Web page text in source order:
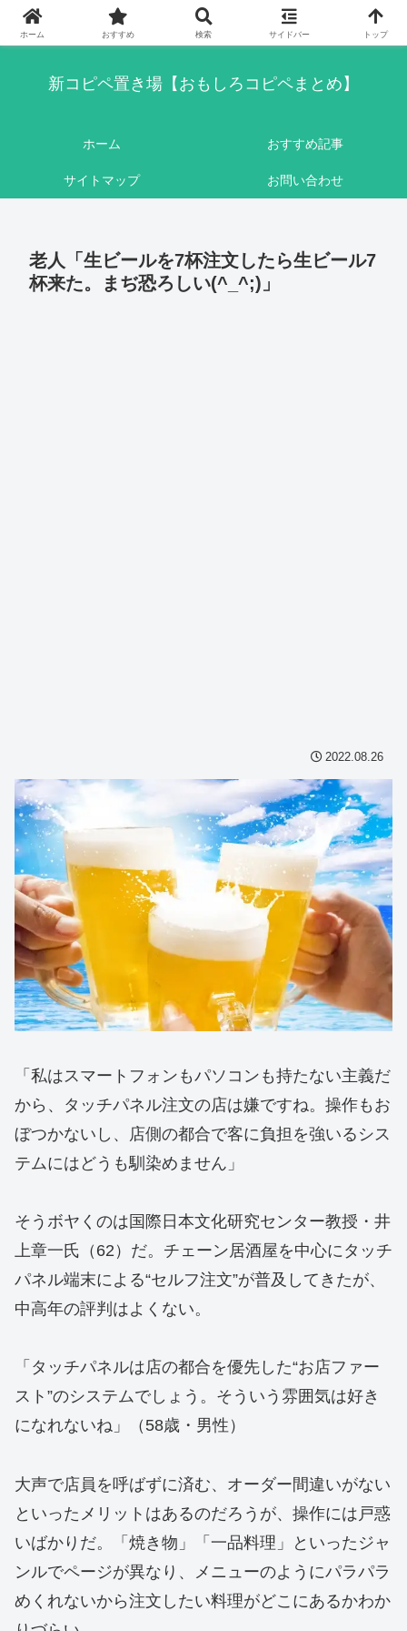
このブログはリンクフリーです。ここに書かれている内容は基本的にフィクシ
ョンです。
新コピペ置き場【おもしろコピペまとめ】
ホーム おすすめ記事
サイトマップ お問い合わせ
老人「生ビールを7杯注文したら生ビール7
杯来た。まぢ恐ろしい(^_^;)」
2022.08.26
「私はスマートフォンもパソコンも持たない主義だ
から、タッチパネル注文の店は嫌ですね。操作もお
ぼつかないし、店側の都合で客に負担を強いるシス
テムにはどうも馴染めません」
そうボヤくのは国際日本文化研究センター教授・井
上章一氏（62）だ。チェーン居酒屋を中心にタッチ
パネル端末による“セルフ注文”が普及してきたが、
中高年の評判はよくない。
「タッチパネルは店の都合を優先した“お店ファー
スト”のシステムでしょう。そういう雰囲気は好き
になれないね」（58歳・男性）
大声で店員を呼ばずに済む、オーダー間違いがない
といったメリットはあるのだろうが、操作には戸惑
いばかりだ。「焼き物」「一品料理」といったジャ
ンルでページが異なり、メニューのようにパラパラ
めくれないから注文したい料理がどこにあるかわか
ホーム おすすめ 検索 サイドバー トップ